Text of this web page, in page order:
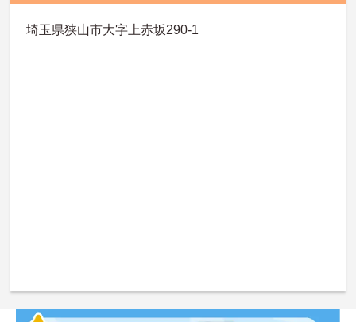
埼玉県狭山市大字上赤坂290-1